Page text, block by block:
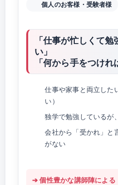
個人のお客様・受験者様
「仕事が忙しくて
い」
「何から手をつけれ
仕事や家事と両立した
い）
独学で勉強しているが
会社から「受かれ」と
がない
➔ 個性豊かな講師陣による